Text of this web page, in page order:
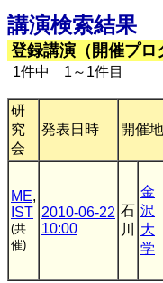
講演検索結果
登録講演（開催プロ
1件中 1～1件目
研
究
会
発表日時 開催地
ME,
IST
(共
催)
2010-06-22
10:00
石
川
金
沢
大
学